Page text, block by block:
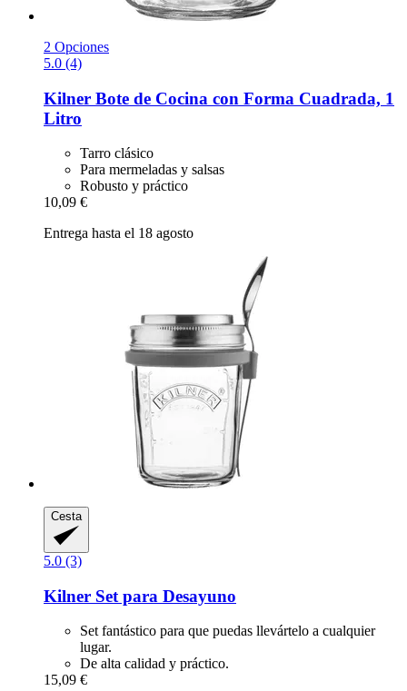
2 Opciones
5.0 (4)
Kilner Bote de Cocina con Forma Cuadrada, 1
Litro
Tarro clásico
Para mermeladas y salsas
Robusto y práctico
10,09 €
Entrega hasta el 18 agosto
Cesta
5.0 (3)
Kilner Set para Desayuno
Set fantástico para que puedas llevártelo a cualquier
lugar.
De alta calidad y práctico.
15,09 €